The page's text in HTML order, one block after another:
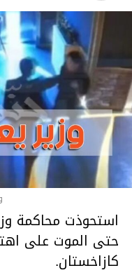
استحوذت محاكمة
حتى الموت على
كازاخستان.